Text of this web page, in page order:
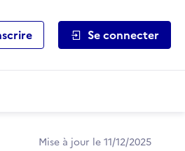
Se connecter
Mise à jour le 11/12/2025